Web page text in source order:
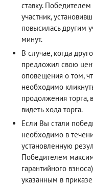
ставку.
участник,
повысилась другим
минут.
В случае, когда
предложил свою
оповещения о том,
необходимо
продолжения торга,
видеть хода торга.
Если Вы стали
необходимо в
установленную
Победителем
гарантийного
указанным в приказе